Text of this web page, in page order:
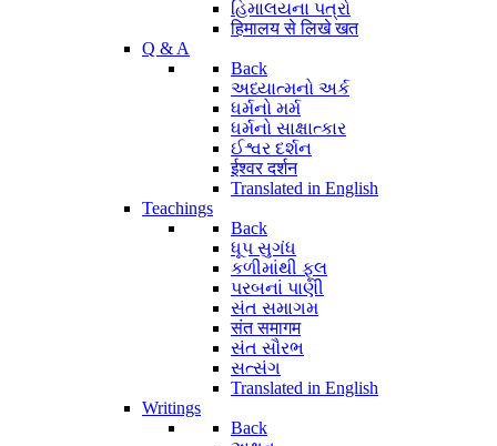
હિમાલયના પત્રો
हिमालय से लिखे खत
Q & A
Back
અધ્યાત્મનો અર્ક
ધર્મનો મર્મ
ધર્મનો સાક્ષાત્કાર
ઈશ્વર દર્શન
ईश्वर दर्शन
Translated in English
Teachings
Back
ધૂપ સુગંધ
કળીમાંથી ફૂલ
પરબનાં પાણી
સંત સમાગમ
संत समागम
સંત સૌરભ
સત્સંગ
Translated in English
Writings
Back